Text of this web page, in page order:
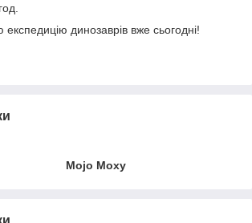
динозаврів вже сьогодні!
Mojo Moxy